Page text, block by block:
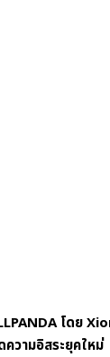
โดย
วามอิสระยุคใหม่